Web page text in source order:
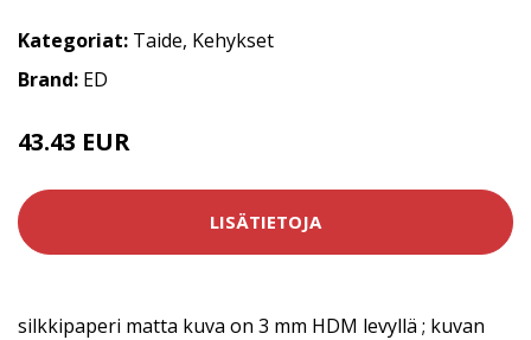
Kategoriat: Taide, Kehykset
Brand: ED
43.43 EUR
LISÄTIETOJA
silkkipaperi matta kuva on 3 mm HDM levyllä ; kuvan